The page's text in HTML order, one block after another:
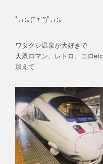
ﾟ.+:｡(*´ｪ`*)ﾟ.+:｡
ワタクシ温泉が大好きで
大衆ロマン、レトロ、エロetc
加えて